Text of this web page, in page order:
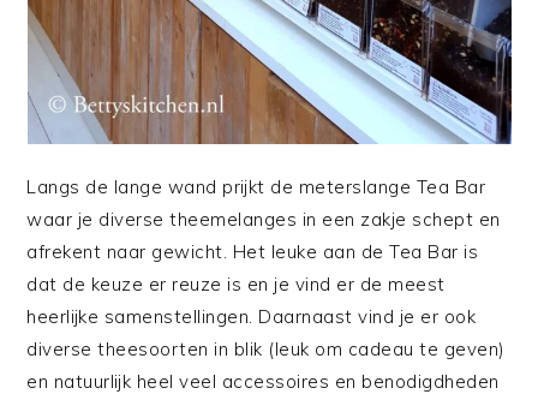
Langs de lange wand prijkt de meterslange Tea Bar
waar je diverse theemelanges in een zakje schept en
afrekent naar gewicht. Het leuke aan de Tea Bar is
dat de keuze er reuze is en je vind er de meest
heerlijke samenstellingen. Daarnaast vind je er ook
diverse theesoorten in blik (leuk om cadeau te geven)
en natuurlijk heel veel accessoires en benodigdheden